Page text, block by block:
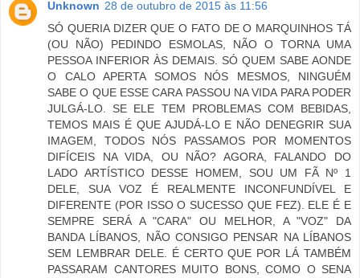
Unknown 28 de outubro de 2015 às 11:56
SÓ QUERIA DIZER QUE O FATO DE O MARQUINHOS TÁ
(OU NÃO) PEDINDO ESMOLAS, NÃO O TORNA UMA
PESSOA INFERIOR ÀS DEMAIS. SÓ QUEM SABE AONDE
O CALO APERTA SOMOS NÓS MESMOS, NINGUÉM
SABE O QUE ESSE CARA PASSOU NA VIDA PARA PODER
JULGÁ-LO. SE ELE TEM PROBLEMAS COM BEBIDAS,
TEMOS MAIS É QUE AJUDÁ-LO E NÃO DENEGRIR SUA
IMAGEM, TODOS NÓS PASSAMOS POR MOMENTOS
DIFÍCEIS NA VIDA, OU NÃO? AGORA, FALANDO DO
LADO ARTÍSTICO DESSE HOMEM, SOU UM FÃ Nº 1
DELE, SUA VOZ É REALMENTE INCONFUNDÍVEL E
DIFERENTE (POR ISSO O SUCESSO QUE FEZ). ELE É E
SEMPRE SERÁ A "CARA" OU MELHOR, A "VOZ" DA
BANDA LÍBANOS, NÃO CONSIGO PENSAR NA LÍBANOS
SEM LEMBRAR DELE. É CERTO QUE POR LÁ TAMBÉM
PASSARAM CANTORES MUITO BONS, COMO O SENA